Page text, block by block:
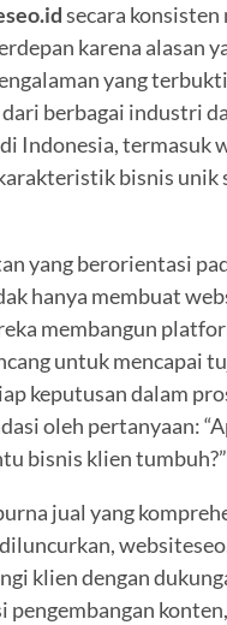
secara konsisten
karena alasan
yang
berbagai industri
Indonesia, termasuk
bisnis unik
yang berorientasi
hanya membuat
membangun
untuk mencapai
keputusan dalam
oleh pertanyaan:
bisnis klien tumbuh?”
jual yang
klien dengan
pengembangan